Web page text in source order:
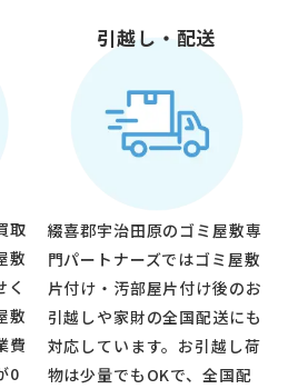
取
敷
く
敷
費
0
引越し・配送
綴喜郡宇治田原のゴミ屋敷専
門パートナーズではゴミ屋敷
片付け・汚部屋片付け後のお
引越しや家財の全国配送にも
対応しています。お引越し荷
物は少量でもOKで、全国配